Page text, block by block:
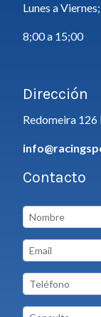
Lunes a Viernes;
8;00 a 15;00
Dirección
Redomeira
Contacto